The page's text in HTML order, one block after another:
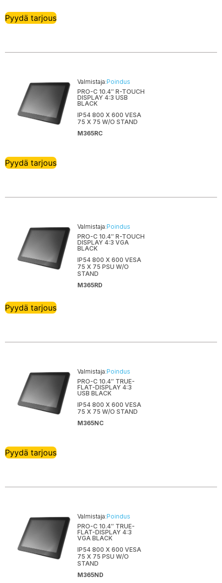
Scantech-ID
Technoware
Teltonika
Toshiba
TSC
Unitech
Western Digital
Pyydä tarjous
Valmistaja:Poindus
PRO-C 10.4″ R-TOUCH
DISPLAY 4:3 USB
BLACK
IP54 800 X 600 VESA
75 X 75 W/O STAND
M365RC
Pyydä tarjous
Valmistaja:Poindus
PRO-C 10.4″ R-TOUCH
DISPLAY 4:3 VGA
BLACK
IP54 800 X 600 VESA
75 X 75 PSU W/O
STAND
M365RD
Pyydä tarjous
Valmistaja:Poindus
PRO-C 10.4″ TRUE-
FLAT-DISPLAY 4:3
USB BLACK
IP54 800 X 600 VESA
75 X 75 W/O STAND
M365NC
Pyydä tarjous
Valmistaja:Poindus
PRO-C 10.4″ TRUE-
FLAT-DISPLAY 4:3
VGA BLACK
IP54 800 X 600 VESA
75 X 75 PSU W/O
STAND
M365ND